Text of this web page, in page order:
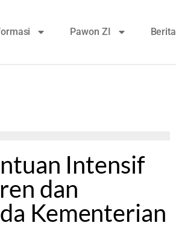
Pawon ZI Berita
Intensif
dan
Kementerian